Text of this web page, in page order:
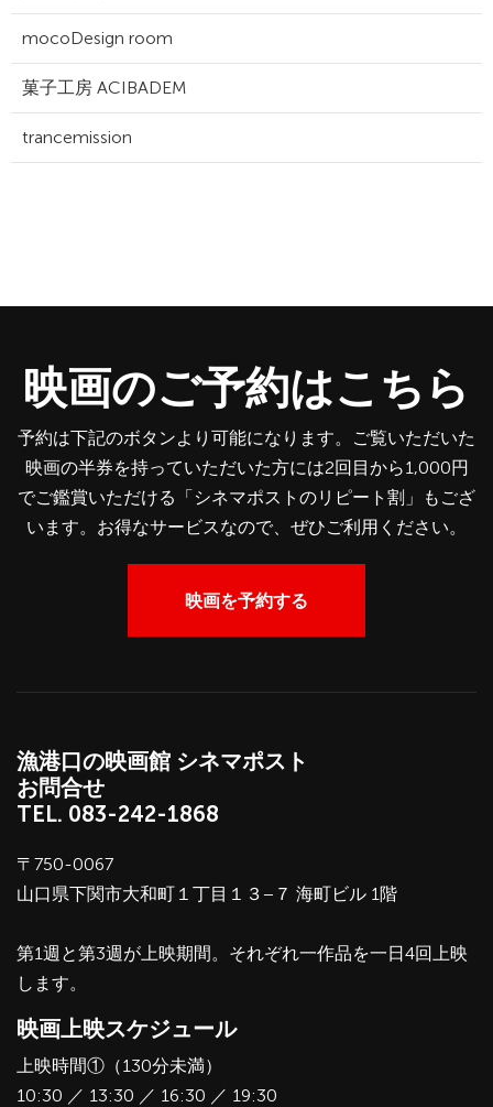
mocoDesign room
菓子工房 ACIBADEM
trancemission
映画のご予約はこちら
予約は下記のボタンより可能になります。ご覧いただいた
映画の半券を持っていただいた方には2回目から1,000円
でご鑑賞いただける「シネマポストのリピート割」もござ
います。お得なサービスなので、ぜひご利用ください。
映画を予約する
漁港口の映画館 シネマポスト
お問合せ
TEL. 083-242-1868
〒750-0067
山口県下関市大和町１丁目１３−７ 海町ビル 1階
第1週と第3週が上映期間。それぞれ一作品を一日4回上映
します。
映画上映スケジュール
上映時間①（130分未満）
10:30 ／ 13:30 ／ 16:30 ／ 19:30